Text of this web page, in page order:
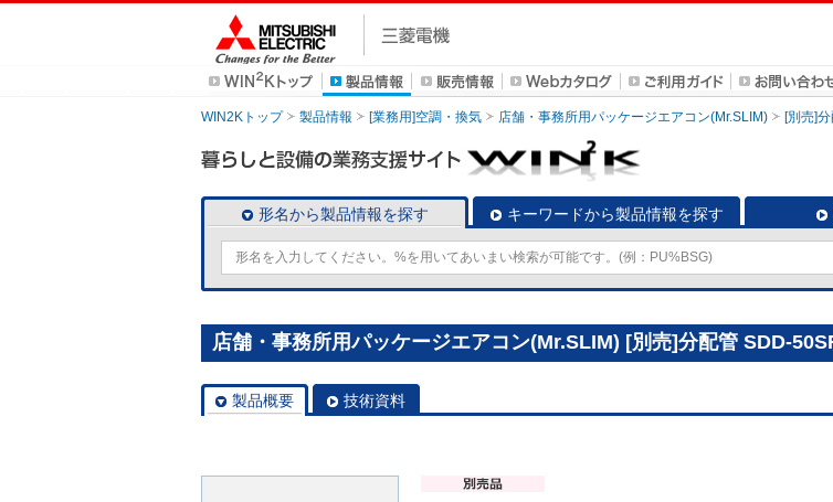
WIN2Kトップ 製品情報 [業務用]空調・換気 店舗・事務所用パッケージエアコン(Mr.SLIM) [別売]
形名から製品情報を探す キーワードから製品情報を探す
店舗・事務所用パッケージエアコン(Mr.SLIM) [別売]分配管 SDD-
製品概要 技術資料